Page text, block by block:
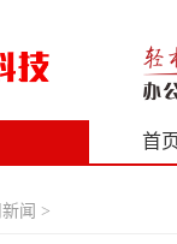
首
闻 >